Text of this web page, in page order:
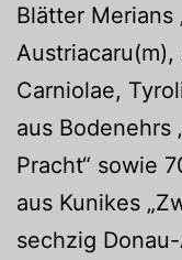
Blätter Merians
Carniolae,
aus Bodenehrs
Pracht“ sowie
aus Kunikes
sechzig